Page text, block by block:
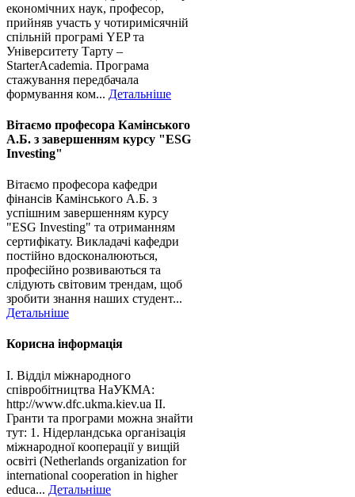
економічних наук, професор,
прийняв участь у чотиримісячній
спільній програмі YEP та
Університету Тарту –
StarterAcademia. Програма
стажування передбачала
формування ком... Детальніше
Вітаємо професора Камінського
А.Б. з завершенням курсу "ESG
Investing"
Вітаємо професора кафедри
фінансів Камінського А.Б. з
успішним завершенням курсу
"ESG Investing" та отриманням
сертифікату. Викладачі кафедри
постійно вдосконалюються,
професійно розвиваються та
слідують світовим трендам, щоб
зробити знання наших студент...
Детальніше
Корисна інформація
І. Відділ міжнародного
співробітництва НаУКМА:
http://www.dfc.ukma.kiev.ua ІІ.
Гранти та програми можна знайти
тут: 1. Нідерландська організація
міжнародної кооперації у вищій
освіті (Netherlands organization for
international cooperation in higher
educa... Детальніше